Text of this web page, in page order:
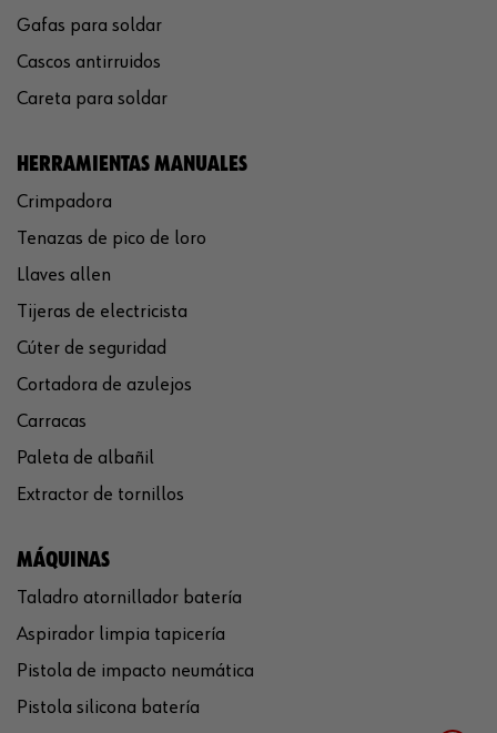
Gafas para soldar
Cascos antirruidos
Careta para soldar
HERRAMIENTAS MANUALES
Crimpadora
Tenazas de pico de loro
Llaves allen
Tijeras de electricista
Cúter de seguridad
Cortadora de azulejos
Carracas
Paleta de albañil
Extractor de tornillos
MÁQUINAS
Taladro atornillador batería
Aspirador limpia tapicería
Pistola de impacto neumática
Pistola silicona batería